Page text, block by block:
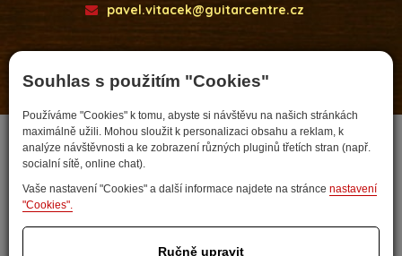
Souhlas s použitím "Cookies"
Používáme "Cookies" k tomu, abyste si návštěvu na našich stránkách
maximálně užili. Mohou sloužit k personalizaci obsahu a reklam, k
analýze návštěvnosti a ke zobrazení různých pluginů třetích stran (např.
socialní sítě, online chat).
Vaše nastavení "Cookies" a další informace najdete na stránce nastavení
"Cookies".
Ručně upravit
pavel.vitacek@guitarcentre.cz